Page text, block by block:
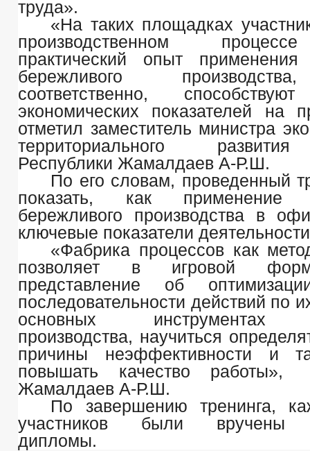
труда».
«На таких площадках
производственном
практический опыт применения
бережливого
соответственно,
экономических показателей на
отметил заместитель министра
территориального
Республики Жамалдаев А-Р.Ш.
По его словам, проведенный
показать, как применение
бережливого производства в
ключевые показатели
«Фабрика процессов как
позволяет в игровой
представление об
последовательности действий по
основных инструментах
производства, научиться
причины неэффективности и
повышать качество
Жамалдаев А-Р.Ш.
По завершению тренинга,
участников были вручены
дипломы.